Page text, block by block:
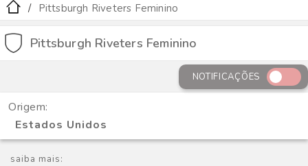
Pittsburgh Riveters Feminino
Pittsburgh Riveters Feminino
NOTIFICAÇÕES
Origem:
Estados Unidos
saiba mais: